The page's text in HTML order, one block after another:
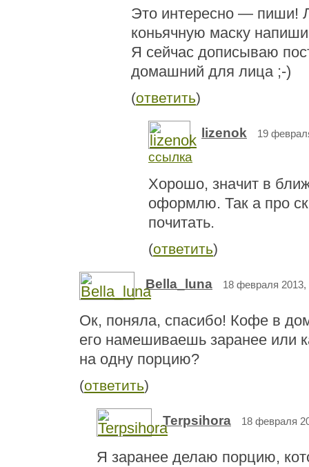
Это интересно — пиши!
коньячную маску
Я сейчас дописываю
домашний для лица ;-)
(ответить)
lizenok 19
ссылка
Хорошо, значит в
оформлю. Так а про
почитать.
(ответить)
Bella_luna 18 февраля 2013,
Ок, поняла, спасибо! Кофе в
его намешиваешь заранее или
на одну порцию?
(ответить)
Terpsihora 18 февраля
Я заранее делаю порцию,